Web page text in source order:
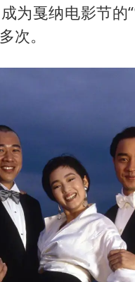
为戛纳电影节的
次。